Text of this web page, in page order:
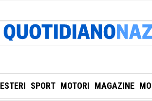
ESTERI SPORT MOTORI MAGAZINE